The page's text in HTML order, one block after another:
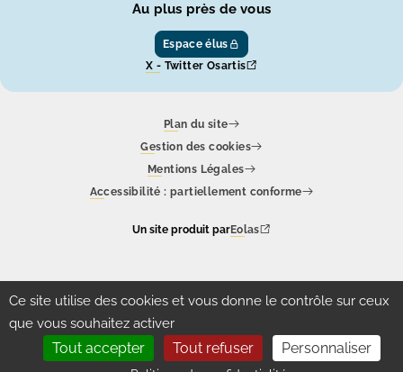
Ce site utilise des cookies et vous donne le contrôle sur ceux
que vous souhaitez activer
Tout accepter Tout refuser Personnaliser
Au plus près de vous
Espace élus
X - Twitter Osartis
Plan du site
Gestion des cookies
Mentions Légales
Accessibilité : partiellement conforme
Un site produit parEolas